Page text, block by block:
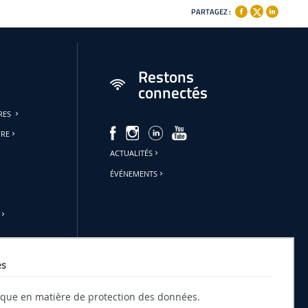
en matière de protection des données.
PARTAGEZ :
Restons
connectés
ACTUALITÉS
ÉVÉNEMENTS